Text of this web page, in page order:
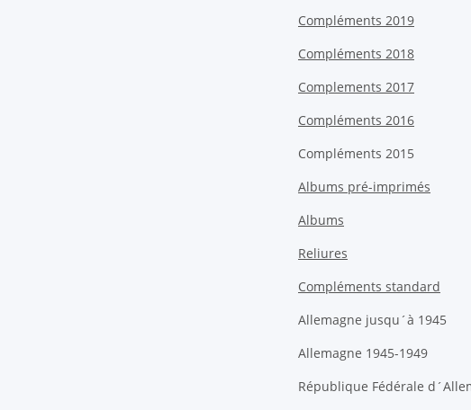
Compléments 2019
Compléments 2018
Complements 2017
Compléments 2016
Compléments 2015
Albums pré-imprimés
Albums
Reliures
Compléments standard
Allemagne jusqu´à 1945
Allemagne 1945-1949
République Fédérale